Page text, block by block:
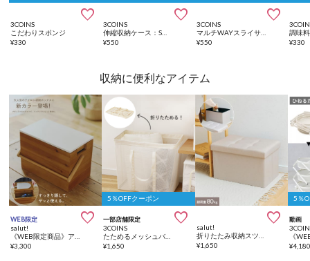

3COINS
こだわりスポンジ
¥330

3COINS
¥550

3COINS
マルチWAYスライサー／KITINTO
¥550 ¥330
収納に便利なアイテム
WEB限定 
salut!
¥3,300
5％OFFクーポン
一部店舗限定 
3COINS
¥1,650

salut!
¥1,650
5％
動画
¥